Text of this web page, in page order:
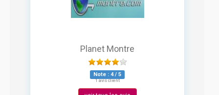
Planet Montre
Note : 4/ 5
1 avis client